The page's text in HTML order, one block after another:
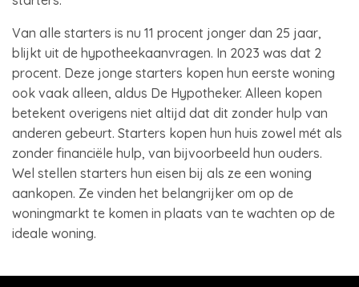
Van alle starters is nu 11 procent jonger dan 25 jaar,
blijkt uit de hypotheekaanvragen. In 2023 was dat 2
procent. Deze jonge starters kopen hun eerste woning
ook vaak alleen, aldus De Hypotheker. Alleen kopen
betekent overigens niet altijd dat dit zonder hulp van
anderen gebeurt. Starters kopen hun huis zowel mét als
zonder financiële hulp, van bijvoorbeeld hun ouders.
Wel stellen starters hun eisen bij als ze een woning
aankopen. Ze vinden het belangrijker om op de
woningmarkt te komen in plaats van te wachten op de
ideale woning.